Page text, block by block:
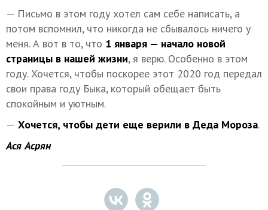
— Письмо в этом году хотел сам себе написать, а
потом вспомнил, что никогда не сбывалось ничего у
меня. А вот в то, что 1 января — начало новой
страницы в нашей жизни, я верю. Особенно в этом
году. Хочется, чтобы поскорее этот 2020 год передал
свои права году Быка, который обещает быть
спокойным и уютным.
— Хочется, чтобы дети еще верили в Деда Мороза.
Ася Асрян